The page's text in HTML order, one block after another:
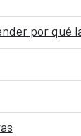
por qué